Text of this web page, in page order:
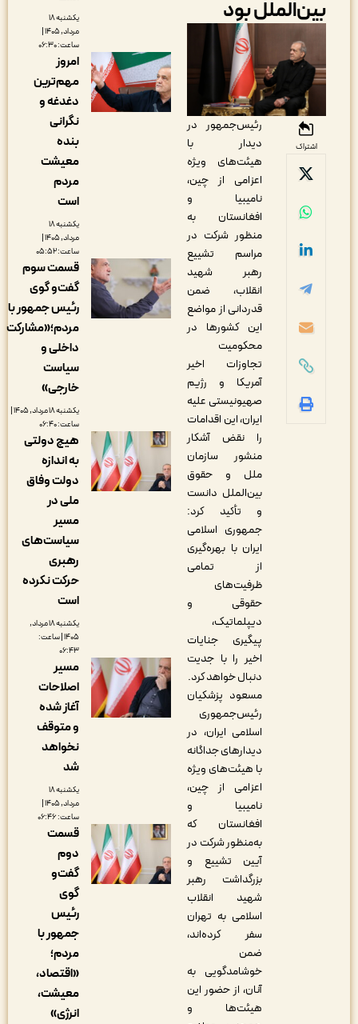
بود
رئیس‌جمهور در
دیدار با
هیئت‌های ویژه
اعزامی از چین،
نامیبیا و
افغانستان به
منظور شرکت در
مراسم تشییع
رهبر شهید
انقلاب، ضمن
قدردانی از مواضع
این کشورها در
محکومیت
تجاوزات اخیر
آمریکا و رژیم
صهیونیستی علیه
ایران، این اقدامات
را نقض آشکار
منشور سازمان
ملل و حقوق
بین‌الملل دانست
و تأکید کرد:
جمهوری اسلامی
ایران با بهره‌گیری
از تمامی
ظرفیت‌های
حقوقی و
دیپلماتیک،
پیگیری جنایات
اخیر را با جدیت
دنبال خواهد کرد.
مسعود پزشکیان
رئیس‌جمهوری
اسلامی ایران، در
دیدارهای جداگانه
با هیئت‌های ویژه
اعزامی از چین،
نامیبیا و
افغانستان که
به‌منظور شرکت در
آیین تشییع و
بزرگداشت رهبر
شهید انقلاب
اسلامی به تهران
سفر کرده‌اند،
خوشامدگویی به
آنان، از حضور این
هیئت‌ها و
مرداد, ۱۴۰۵ |
امروز
مهم‌ترین
دغدغه و
معیشت
مرداد, ۱۴۰۵ |
قسمت سوم
گفت‌و گوی
رئیس جمهور با
مردم؛«مشارکت
داخلی و
سیاست
خارجی»
یکشنبه ۱۸ مرداد, ۱۴۰۵ |
هیچ دولتی
به اندازه
دولت وفاق
سیاست‌های
حرکت نکرده
یکشنبه ۱۸ مرداد,
۱۴۰۵ | ساعت:
مسیر
اصلاحات
آغاز شده
و متوقف
نخواهد
مرداد, ۱۴۰۵ |
قسمت
دوم
گفت‌و
جمهور با
«اقتصاد،
معیشت،